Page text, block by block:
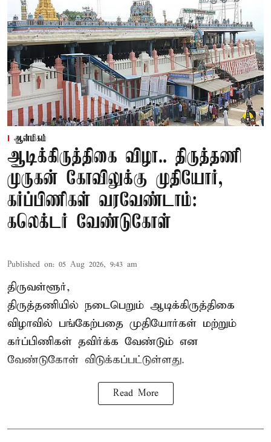
ஆன்மிகம்
ஆடிக்கிருத்திகை விழா.. திருத்தணி
முருகன் கோவிலுக்கு முதியோர்,
கர்ப்பிணிகள் வரவேண்டாம்:
கலெக்டர் வேண்டுகோள்
Published on: 05 Aug 2026, 9:43 am
திருவள்ளூர்,
திருத்தணியில் நடைபெறும் ஆடிக்கிருத்திகை
விழாவில் பங்கேற்பதை முதியோர்கள் மற்றும்
கர்ப்பிணிகள் தவிர்க்க வேண்டும் என
வேண்டுகோள் விடுக்கப்பட்டுள்ளது.
Read More